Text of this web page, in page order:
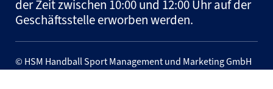
der Zeit zwischen 10:00 und 12:00 Uhr auf der
Geschäftsstelle erworben werden.
© HSM Handball Sport Management und Marketing GmbH
– 2026